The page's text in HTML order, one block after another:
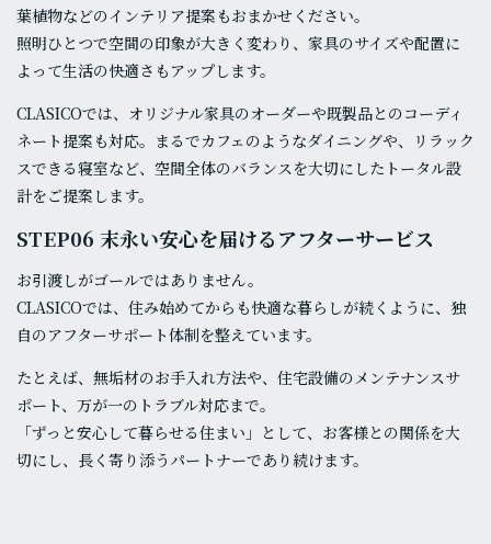
葉植物などのインテリア提案もおまかせください。
照明ひとつで空間の印象が大きく変わり、家具のサイズや配置に
よって生活の快適さもアップします。
CLASICOでは、オリジナル家具のオーダーや既製品とのコーディ
ネート提案も対応。まるでカフェのようなダイニングや、リラック
スできる寝室など、空間全体のバランスを大切にしたトータル設
計をご提案します。
STEP06 末永い安心を届けるアフターサービス
お引渡しがゴールではありません。
CLASICOでは、住み始めてからも快適な暮らしが続くように、独
自のアフターサポート体制を整えています。
たとえば、無垢材のお手入れ方法や、住宅設備のメンテナンスサ
ポート、万が一のトラブル対応まで。
「ずっと安心して暮らせる住まい」として、お客様との関係を大
切にし、長く寄り添うパートナーであり続けます。